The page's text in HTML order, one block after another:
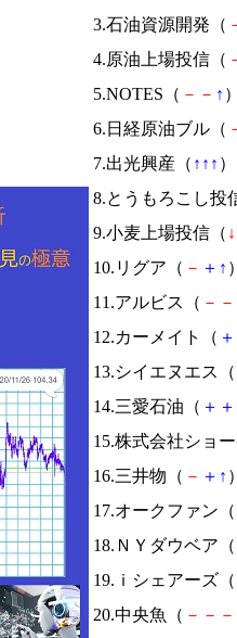
3.石油資源開発（
4.原油上場投信（
5.NOTES（ － － ↑
6.日経原油ブル（
7.出光興産（ ↑ ↑ ↑
8.とうもろこし投
9.小麦上場投信（ ↓
10.リグア（ － ＋ ↑
11.アルビス（ － －
12.カーメイト（ ＋
13.シイエヌエス（
14.三愛石油（ ＋ ＋
15.株式会社ショ
16.三井物（ － ＋ ↑
17.オークファン（
18.ＮＹダウベア（
19.ｉシェアーズ（
20.中央魚（ － － －